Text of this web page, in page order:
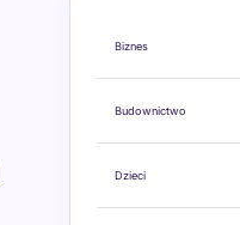
Biznes
Budownictwo
Dzieci